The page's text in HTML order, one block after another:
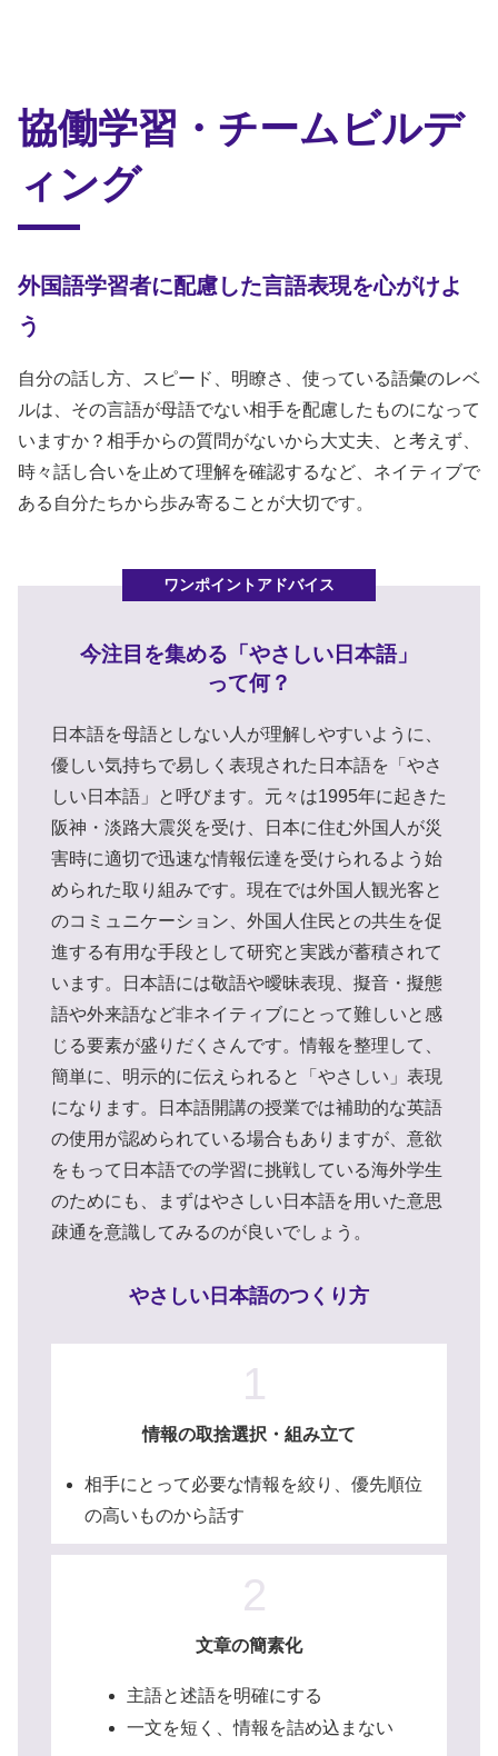
協働学習・チームビルデ
ィング
外国語学習者に配慮した言語表現を心がけよ
う
自分の話し方、スピード、明瞭さ、使っている語彙のレベ
ルは、その言語が母語でない相手を配慮したものになって
いますか？相手からの質問がないから大丈夫、と考えず、
時々話し合いを止めて理解を確認するなど、ネイティブで
ある自分たちから歩み寄ることが大切です。
今注目を集める「やさしい日本語」
って何？
日本語を母語としない人が理解しやすいように、
優しい気持ちで易しく表現された日本語を「やさ
しい日本語」と呼びます。元々は1995年に起きた
阪神・淡路大震災を受け、日本に住む外国人が災
害時に適切で迅速な情報伝達を受けられるよう始
められた取り組みです。現在では外国人観光客と
のコミュニケーション、外国人住民との共生を促
進する有用な手段として研究と実践が蓄積されて
います。日本語には敬語や曖昧表現、擬音・擬態
語や外来語など非ネイティブにとって難しいと感
じる要素が盛りだくさんです。情報を整理して、
簡単に、明示的に伝えられると「やさしい」表現
になります。日本語開講の授業では補助的な英語
の使用が認められている場合もありますが、意欲
をもって日本語での学習に挑戦している海外学生
のためにも、まずはやさしい日本語を用いた意思
疎通を意識してみるのが良いでしょう。
やさしい日本語のつくり方
1
情報の取捨選択・組み立て
相手にとって必要な情報を絞り、優先順位
の高いものから話す
2
文章の簡素化
主語と述語を明確にする
一文を短く、情報を詰め込まない